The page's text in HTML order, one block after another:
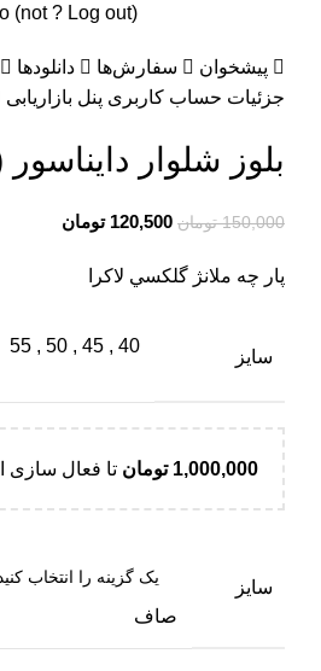
(not? Log out)
پیشخوان سفارش‌ها دانلودها
جزئیات حساب کاربری پنل بازاریابی
بلوز شلوار
150,000 تومان قیمت
150,000 تومان
120,500 تومان
پار چه ملانژ گلكسي لاكرا
سایز
40
,
45
,
50
,
55
1,000,000 تومان تا فعال سازی
سایز
صاف